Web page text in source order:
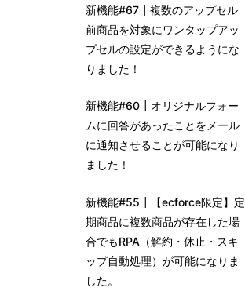
新機能#67┃複数のアップセル
前商品を対象にワンタップアッ
プセルの設定ができるようにな
りました！
新機能#60┃オリジナルフォー
ムに回答があったことをメール
に通知させることが可能になり
ました！
新機能#55┃【ecforce限定】定
期商品に複数商品が存在した場
合でもRPA（解約・休止・スキ
ップ自動処理）が可能になりま
した。